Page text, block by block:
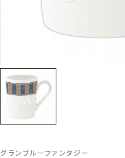
グランブルーファンタジー